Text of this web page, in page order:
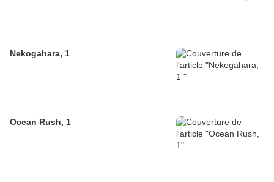
Nekogahara, 1
Ocean Rush, 1